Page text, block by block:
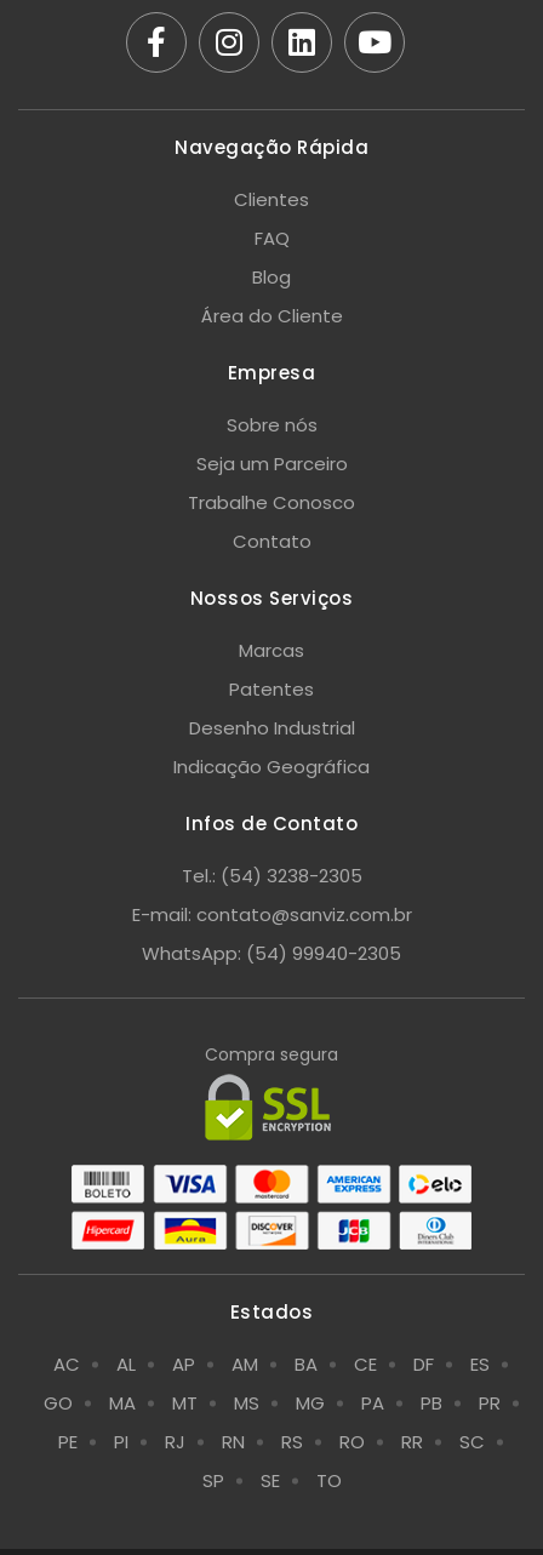
Navegação Rápida
Clientes
FAQ
Blog
Área do Cliente
Empresa
Sobre nós
Seja um Parceiro
Trabalhe Conosco
Contato
Nossos Serviços
Marcas
Patentes
Desenho Industrial
Indicação Geográfica
Infos de Contato
Tel.: (54) 3238-2305
E-mail: contato@sanviz.com.br
WhatsApp: (54) 99940-2305
Compra segura
Estados
AC AL AP AM BA CE DF
ES
GO
MA MT MS MG PA PB
PR
PE
PI RJ RN RS RO RR
SC
SP
SE TO